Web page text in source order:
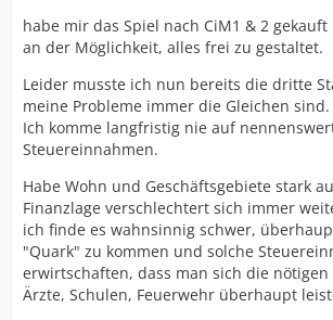
habe mir das Spiel nach CiM1 & 2
an der Möglichkeit, alles frei zu gestaltet.
Leider musste ich nun bereits die dritte
meine Probleme immer die Gleichen sind.
Ich komme langfristig nie auf
Steuereinnahmen.
Habe Wohn und Geschäftsgebiete stark
Finanzlage verschlechtert sich immer
ich finde es wahnsinnig schwer,
"Quark" zu kommen und solche
erwirtschaften, dass man sich die nötigen
Ärzte, Schulen, Feuerwehr überhaupt